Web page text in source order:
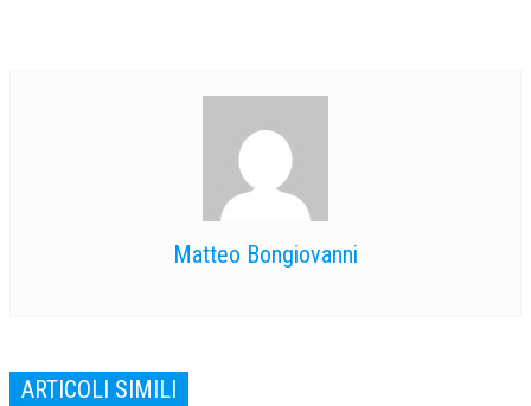
Matteo Bongiovanni
ARTICOLI SIMILI